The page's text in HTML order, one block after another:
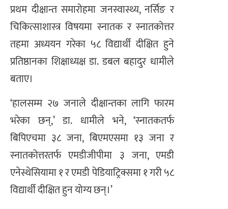
प्रथम दीक्षान्त समारोहमा जनस्वास्थ्य, नर्सिङ र
चिकित्साशास्त्र विषयमा स्नातक र स्नातकोत्तर
तहमा अध्ययन गरेका ५८ विद्यार्थी दीक्षित हुने
प्रतिष्ठानका शिक्षाध्यक्ष डा. डबल बहादुर धामीले
बताए।
‘हालसम्म २७ जनाले दीक्षान्तका लागि फारम
भरेका छन्,’ डा. धामीले भने, ‘स्नातकतर्फ
बिपिएचमा ३८ जना, बिएमएसमा १३ जना र
स्नातकोत्तरतर्फ एमडीजीपीमा ३ जना, एमडी
एनेस्थेसियामा १ र एमडी पेडियाट्रिक्समा १ गरी ५८
विद्यार्थी दीक्षित हुन योग्य छन्।’